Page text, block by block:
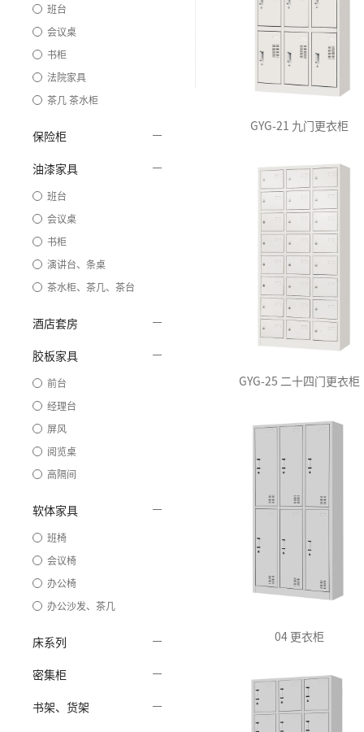
班台
会议桌
书柜
法院家具
茶几 茶水柜
保险柜
油漆家具
班台
会议桌
书柜
演讲台、条桌
茶水柜、茶几、茶台
酒店套房
胶板家具
前台
经理台
屏风
阅览桌
高隔间
软体家具
班椅
会议椅
办公椅
办公沙发、茶几
床系列
密集柜
书架、货架
GYG-21 九门更衣柜
GYG-25 二十四门更衣柜
04 更衣柜